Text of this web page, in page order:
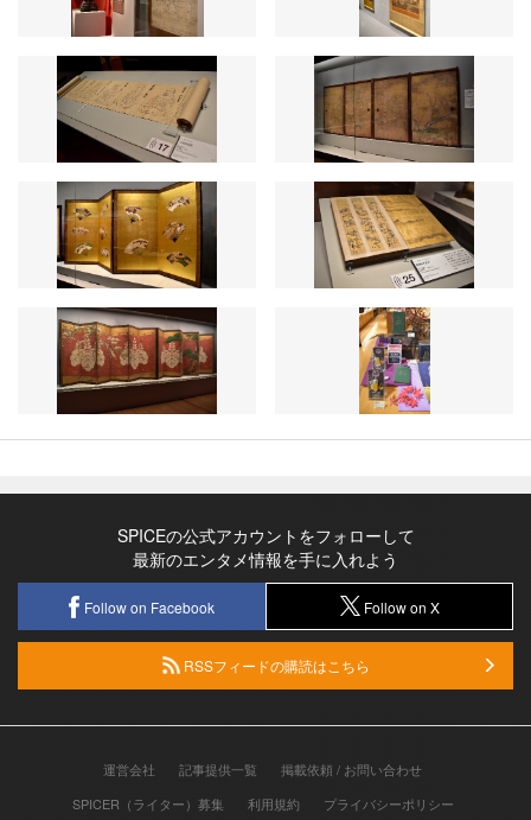
SPICEの公式アカウントをフォローして
最新のエンタメ情報を手に入れよう
Follow on Facebook Follow on X
RSSフィードの購読はこちら
運営会社 記事提供一覧
掲載依頼 / お問い合わせ
SPICER（ライター）募集
利用規約 プライバシーポリシー